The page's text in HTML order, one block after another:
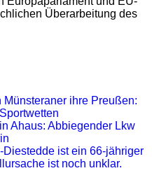
Überarbeitung des
ihre Preußen:
Ahaus: Abbiegender Lkw